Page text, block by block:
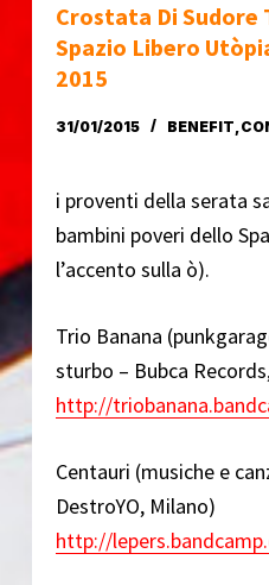
Crostata Di
Spazio Libero
2015
31/01/2015 BENEFIT,
i proventi della serata
bambini poveri dello
l’accento sulla ò).
Trio Banana
sturbo – Bubca
http://
Centauri (musiche e
DestroYO, Milano)
http://